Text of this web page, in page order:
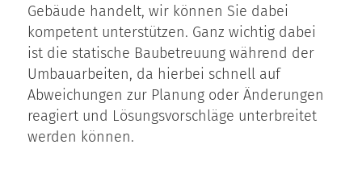
Gebäude handelt, wir können Sie dabei
kompetent unterstützen. Ganz wichtig dabei
ist die statische Baubetreuung während der
Umbauarbeiten, da hierbei schnell auf
Abweichungen zur Planung oder Änderungen
reagiert und Lösungsvorschläge unterbreitet
werden können.